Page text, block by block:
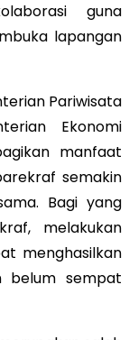
guna
lapangan
Pariwisata
Ekonomi
manfaat
semakin
Bagi yang
melakukan
menghasilkan
belum sempat